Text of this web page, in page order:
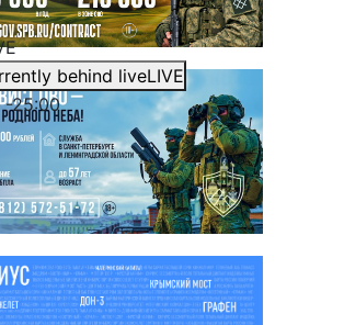
behind liveLIVE
-25:00